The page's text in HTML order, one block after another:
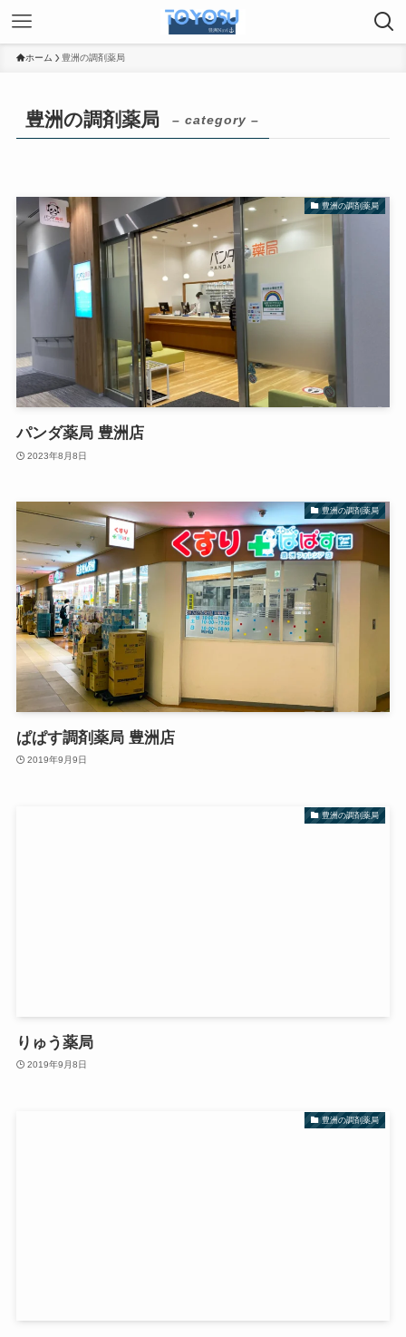
ホーム 豊洲の調剤薬局
豊洲の調剤薬局 – category –
豊洲の調剤薬局
パンダ薬局 豊洲店
2023年8月8日
豊洲の調剤薬局
ぱぱす調剤薬局 豊洲店
2019年9月9日
豊洲の調剤薬局
りゅう薬局
2019年9月8日
豊洲の調剤薬局